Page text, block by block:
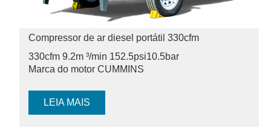
Compressor de ar diesel portátil 330cfm
330cfm 9.2m ³/min 152.5psi10.5bar
Marca do motor CUMMINS
LEIA MAIS